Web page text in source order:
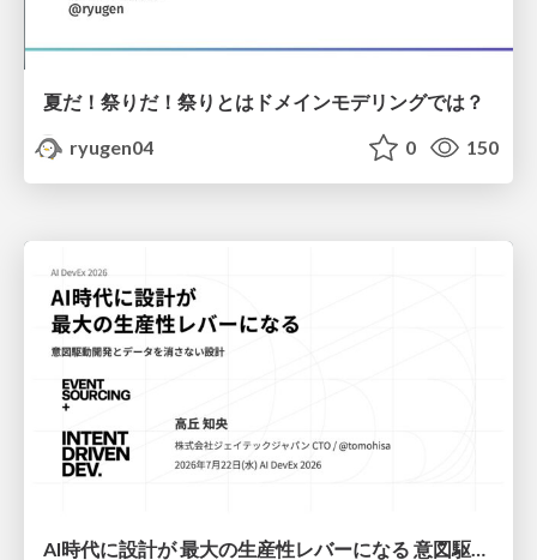
夏だ！祭りだ！祭りとはドメインモデリングでは？
ryugen04
0 150